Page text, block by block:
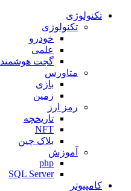
تکنولوژی
تکنولوژی
خودرو
علمی
گجت هوشمند
متاورس
بازی
زمین
رمز ارز
تاریخچه
NFT
بلاک چین
آموزش
php
SQL Server
کامپیوتر